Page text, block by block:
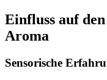
Einfluss auf
Aroma
Sensorische